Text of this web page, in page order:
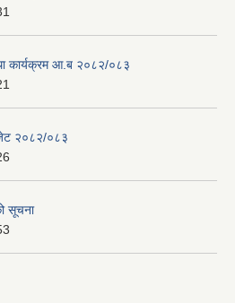
कार्यक्रम आ.ब २०८२/०८३
२०८२/०८३
सूचना